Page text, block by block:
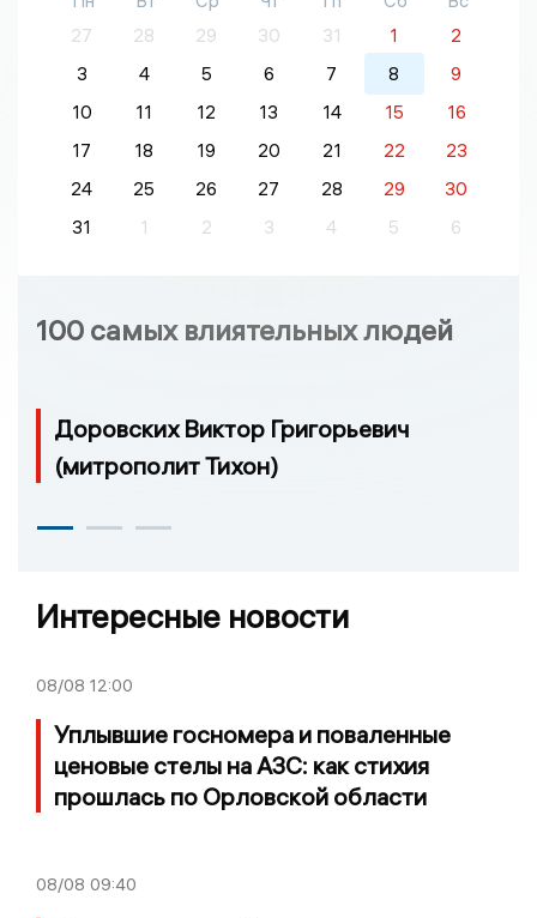
27
28 29 30 31 1
2
3
4 5 6 7 8
9
10
11 12 13 14 15
16
17
18 19 20 21 22
23
24
25 26 27 28 29
30
31
1 2 3 4 5 6
100 самых влиятельных людей
Доровских Виктор Григорьевич
(митрополит Тихон)
Интересные новости
08/08 12:00
Уплывшие госномера и поваленные
ценовые стелы на АЗС: как стихия
прошлась по Орловской области
08/08 09:40